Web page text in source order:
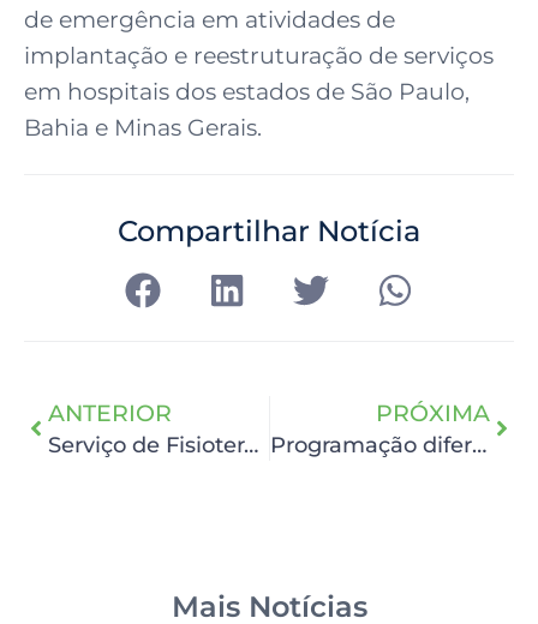
de emergência em atividades de
implantação e reestruturação de serviços
em hospitais dos estados de São Paulo,
Bahia e Minas Gerais.
Compartilhar Notícia
ANTERIOR
Serviço de Fisioterapia Ambulatorial realiza Circuito Educativo
PRÓXIMA
Programação diferenciada no Dia do Psicólogo no HCP
Mais Notícias